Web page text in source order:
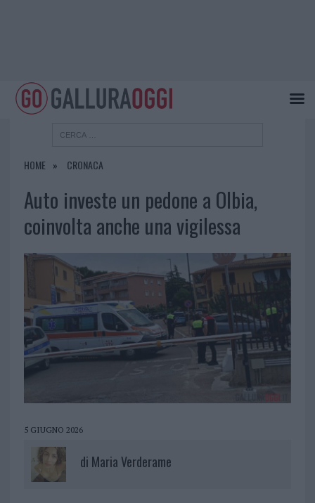
HOME CRONACA
Auto investe un pedone a Olbia,
coinvolta anche una vigilessa
5 GIUGNO 2026
di Maria Verderame